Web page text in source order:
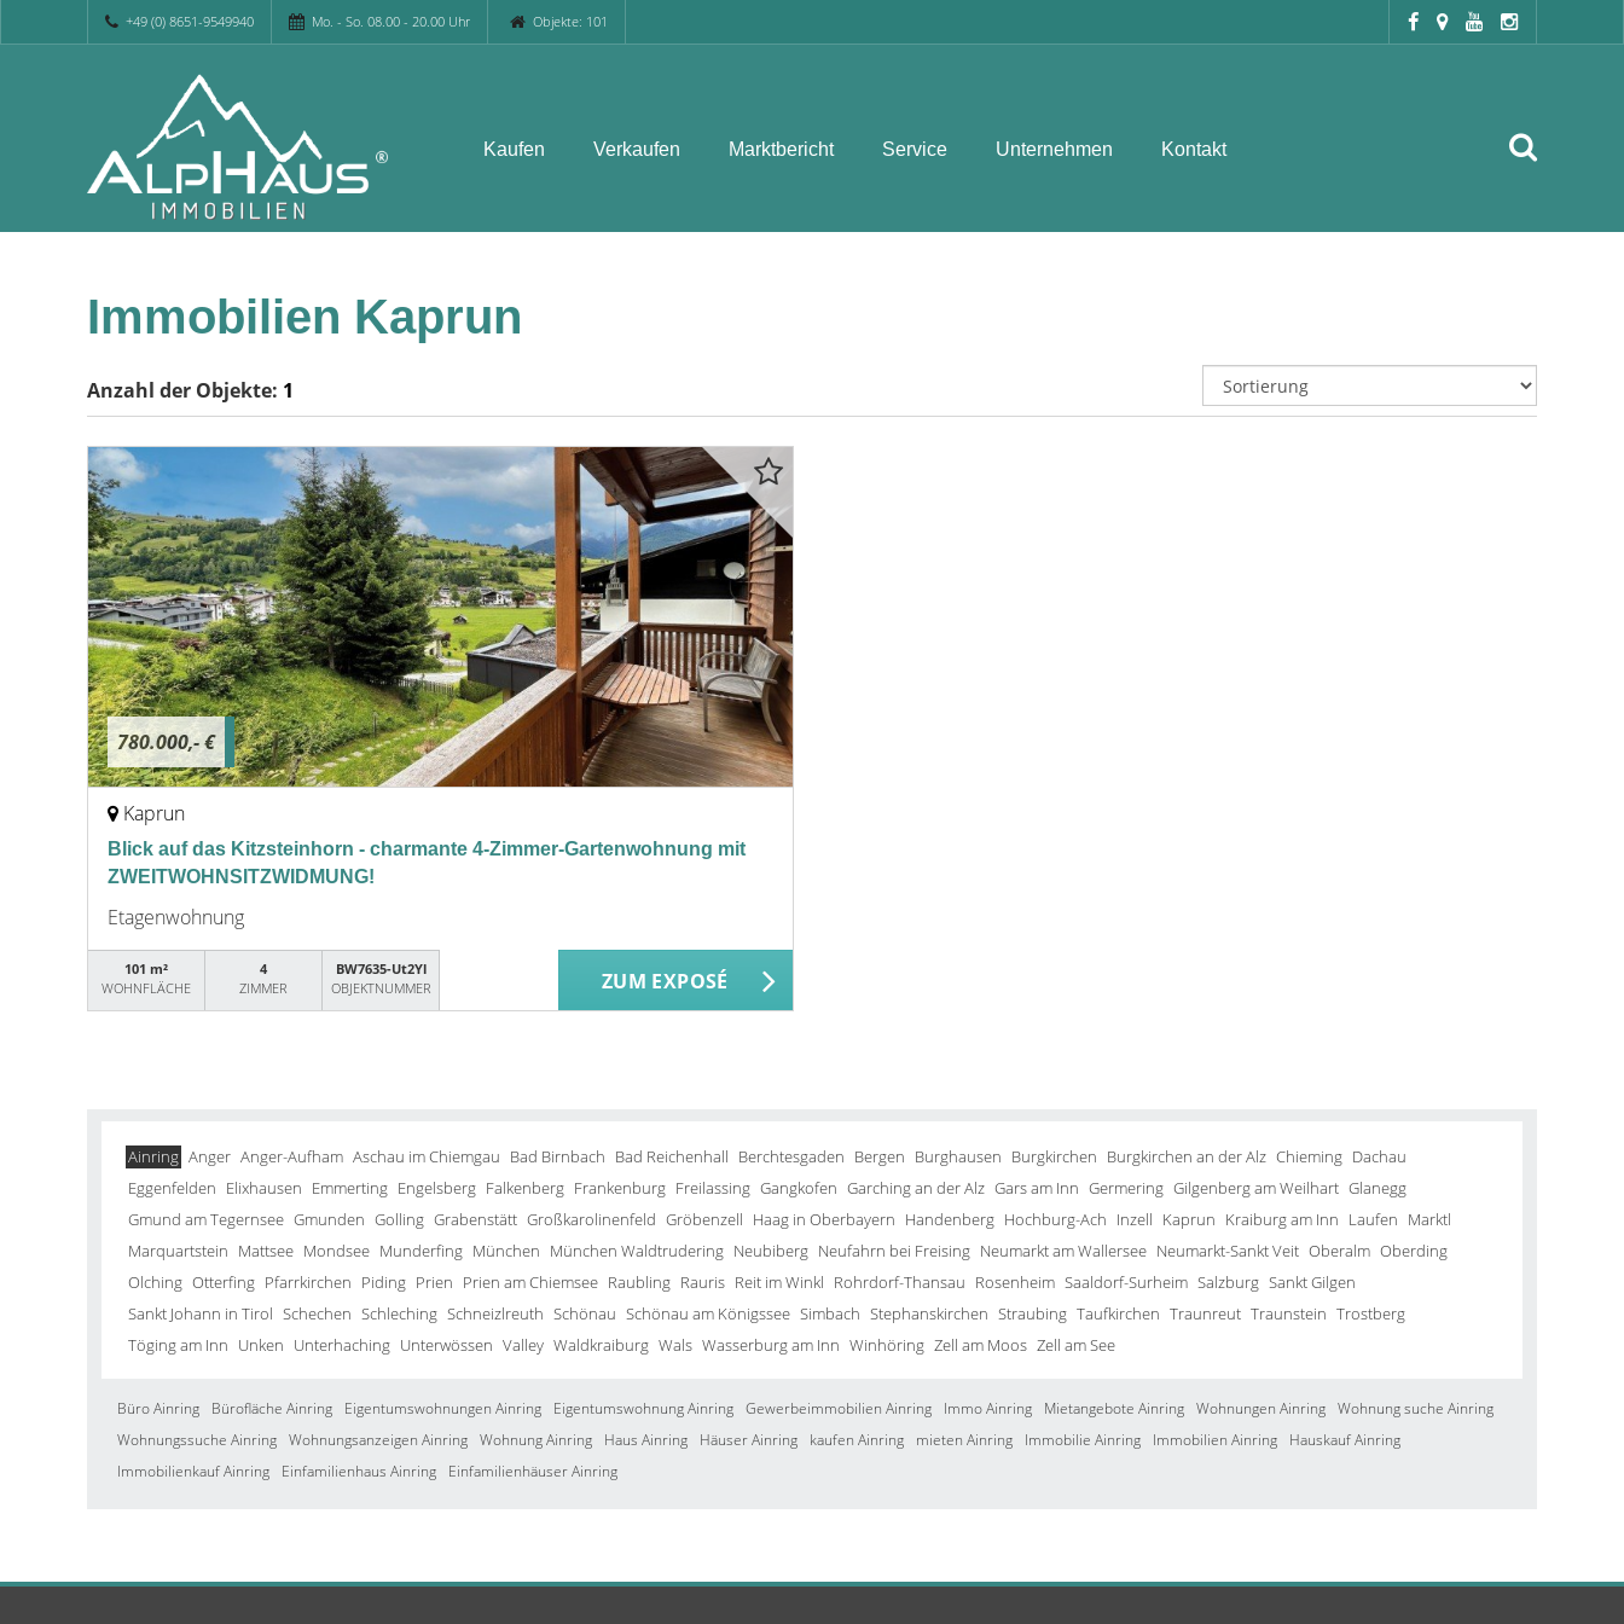
+49 (0) 8651-9549940 Mo. - So. 08.00 - 20.00 Uhr Objekte: 101
Kaufen Verkaufen Marktbericht Service Unternehmen Kontakt
Immobilien Kaprun
Anzahl der Objekte: 1
780.000,- €
Kaprun
Blick auf das Kitzsteinhorn - charmante 4-Zimmer-Gartenwohnung mit
ZWEITWOHNSITZWIDMUNG!
Etagenwohnung
101 m²
WOHNFLÄCHE
4
ZIMMER
BW7635-Ut2Yl
OBJEKTNUMMER
ZUM EXPOSÉ
Ainring Anger Anger-Aufham Aschau im Chiemgau Bad Birnbach Bad Reichenhall Berchtesgaden Bergen Burghausen Burgkirchen Burgkirchen an der Alz Chieming Dachau
Eggenfelden Elixhausen Emmerting Engelsberg Falkenberg Frankenburg Freilassing Gangkofen Garching an der Alz Gars am Inn Germering Gilgenberg am Weilhart Glanegg
Gmund am Tegernsee Gmunden Golling Grabenstätt Großkarolinenfeld Gröbenzell Haag in Oberbayern Handenberg Hochburg-Ach Inzell Kaprun Kraiburg am Inn Laufen Marktl
Marquartstein Mattsee Mondsee Munderfing München München Waldtrudering Neubiberg Neufahrn bei Freising Neumarkt am Wallersee Neumarkt-Sankt Veit Oberalm Oberding
Olching Otterfing Pfarrkirchen Piding Prien Prien am Chiemsee Raubling Rauris Reit im Winkl Rohrdorf-Thansau Rosenheim Saaldorf-Surheim Salzburg Sankt Gilgen
Sankt Johann in Tirol Schechen Schleching Schneizlreuth Schönau Schönau am Königssee Simbach Stephanskirchen Straubing Taufkirchen Traunreut Traunstein Trostberg
Töging am Inn Unken Unterhaching Unterwössen Valley Waldkraiburg Wals Wasserburg am Inn Winhöring Zell am Moos Zell am See
Büro Ainring Bürofläche Ainring Eigentumswohnungen Ainring Eigentumswohnung Ainring Gewerbeimmobilien Ainring Immo Ainring Mietangebote Ainring Wohnungen Ainring Wohnung suche Ainring
Wohnungssuche Ainring Wohnungsanzeigen Ainring Wohnung Ainring Haus Ainring Häuser Ainring kaufen Ainring mieten Ainring Immobilie Ainring Immobilien Ainring
Hauskauf Ainring
Immobilienkauf Ainring
Einfamilienhaus Ainring Einfamilienhäuser Ainring